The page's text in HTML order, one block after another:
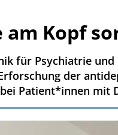
am Kopf
für Psychiatrie
der
Patient*innen mit